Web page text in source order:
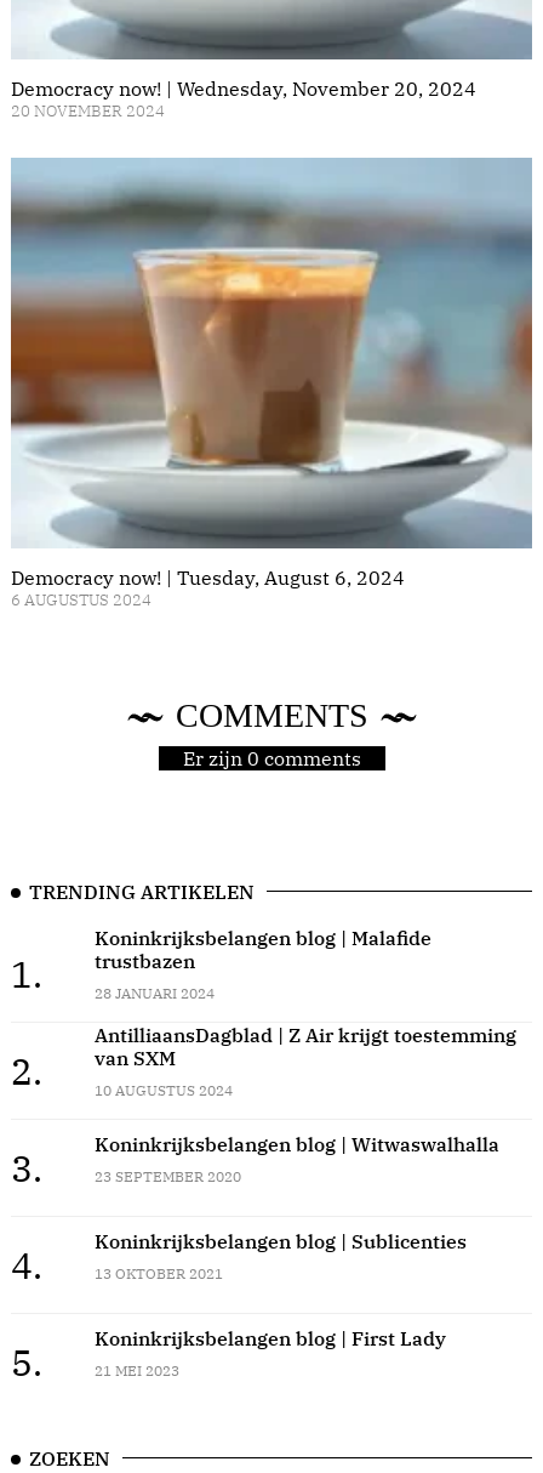
Democracy now! | Wednesday, November 20, 2024
20 NOVEMBER 2024
Democracy now! | Tuesday, August 6, 2024
6 AUGUSTUS 2024
COMMENTS
Er zijn 0 comments
TRENDING ARTIKELEN
1.
Koninkrijksbelangen blog | Malafide
trustbazen
28 JANUARI 2024
2.
AntilliaansDagblad | Z Air krijgt toestemming
van SXM
10 AUGUSTUS 2024
3.
Koninkrijksbelangen blog | Witwaswalhalla
23 SEPTEMBER 2020
4.
Koninkrijksbelangen blog | Sublicenties
13 OKTOBER 2021
5.
Koninkrijksbelangen blog | First Lady
21 MEI 2023
ZOEKEN